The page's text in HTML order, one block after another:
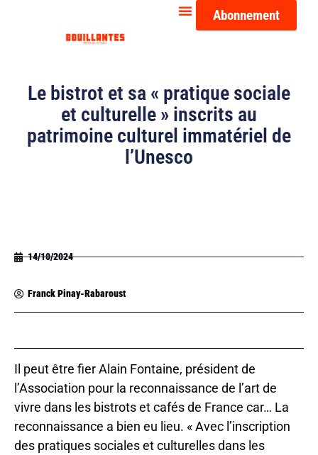
Abonnement
Le bistrot et sa « pratique sociale
et culturelle » inscrits au
patrimoine culturel immatériel de
l’Unesco
14/10/2024
Franck Pinay-Rabaroust
Il peut être fier Alain Fontaine, président de
l’Association pour la reconnaissance de l’art de
vivre dans les bistrots et cafés de France car… La
reconnaissance a bien eu lieu. « Avec l’inscription
des pratiques sociales et culturelles dans les